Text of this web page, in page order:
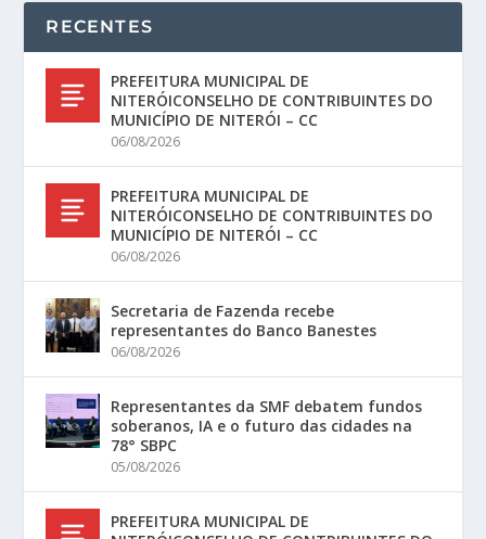
RECENTES
PREFEITURA MUNICIPAL DE
NITERÓICONSELHO DE CONTRIBUINTES DO
MUNICÍPIO DE NITERÓI – CC
06/08/2026
PREFEITURA MUNICIPAL DE
NITERÓICONSELHO DE CONTRIBUINTES DO
MUNICÍPIO DE NITERÓI – CC
06/08/2026
Secretaria de Fazenda recebe
representantes do Banco Banestes
06/08/2026
Representantes da SMF debatem fundos
soberanos, IA e o futuro das cidades na
78° SBPC
05/08/2026
PREFEITURA MUNICIPAL DE